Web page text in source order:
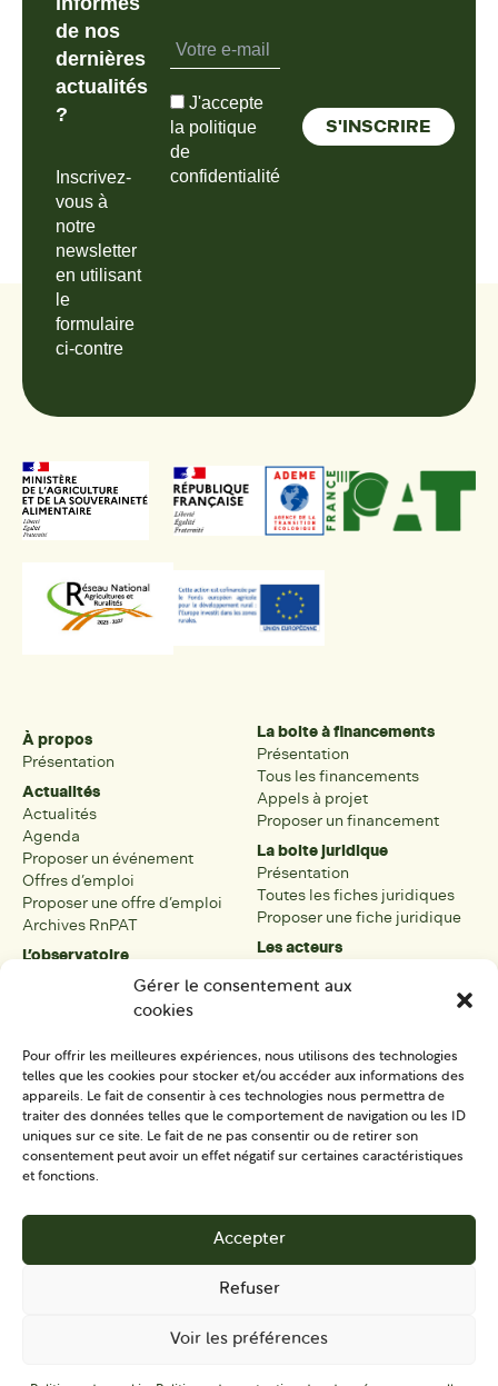
Gérer le consentement aux
cookies
Pour offrir les meilleures expériences, nous utilisons des technologies
telles que les cookies pour stocker et/ou accéder aux informations des
appareils. Le fait de consentir à ces technologies nous permettra de
traiter des données telles que le comportement de navigation ou les ID
uniques sur ce site. Le fait de ne pas consentir ou de retirer son
consentement peut avoir un effet négatif sur certaines caractéristiques
et fonctions.
Accepter
Refuser
Voir les préférences
de nos
dernières
actualités
?
Inscrivez-
vous à
notre
newsletter
en utilisant
le
formulaire
ci-contre
J'accepte
la politique
de
confidentialité
À propos
Présentation
Actualités
Actualités
Agenda
Proposer un événement
Offres d’emploi
Proposer une offre d’emploi
Archives RnPAT
L’observatoire
Présentation de l’observatoire
La boîte à outils
Présentation
Tous les outils
Proposer un outil
La boite à financements
Présentation
Tous les financements
Appels à projet
Proposer un financement
La boite juridique
Présentation
Toutes les fiches juridiques
Proposer une fiche juridique
Les acteurs
Tous les acteurs
CONTACT
S'IMPLIQUER